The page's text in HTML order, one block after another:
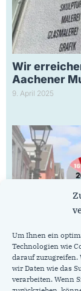
Um Ihnen ein
Technologien wie
darauf zuzugreifen.
wir Daten wie das
verarbeiten. Wenn
Wir
Aachener
9. April 2025
Umfrage
muss an